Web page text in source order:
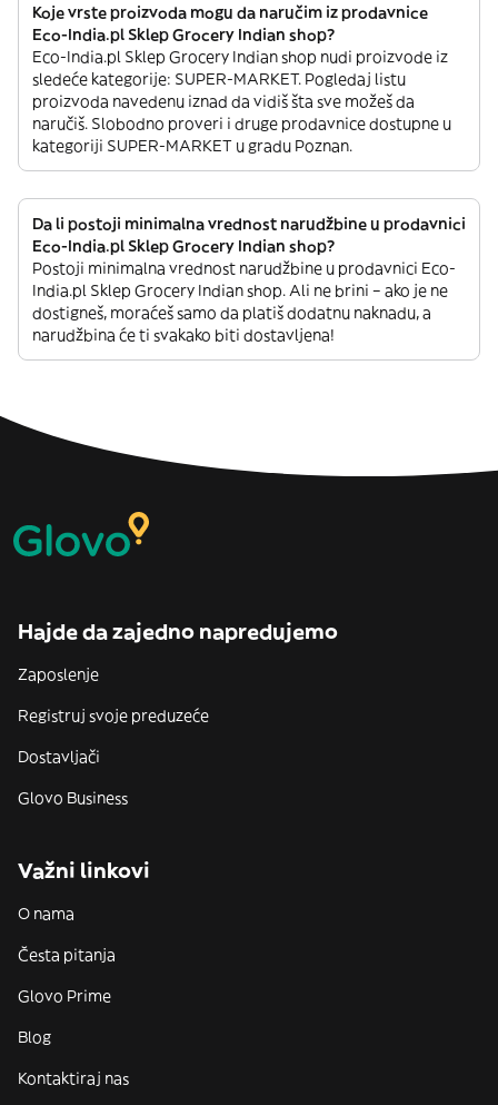
Koje vrste proizvoda mogu da naručim iz prodavnice
Eco-India.pl Sklep Grocery Indian shop?
Eco-India.pl Sklep Grocery Indian shop nudi proizvode iz
sledeće kategorije: SUPER-MARKET. Pogledaj listu
proizvoda navedenu iznad da vidiš šta sve možeš da
naručiš. Slobodno proveri i druge prodavnice dostupne u
kategoriji SUPER-MARKET u gradu Poznan.
Da li postoji minimalna vrednost narudžbine u prodavnici
Eco-India.pl Sklep Grocery Indian shop?
Postoji minimalna vrednost narudžbine u prodavnici Eco-
India.pl Sklep Grocery Indian shop. Ali ne brini – ako je ne
dostigneš, moraćeš samo da platiš dodatnu naknadu, a
narudžbina će ti svakako biti dostavljena!
Hajde da zajedno napredujemo
Zaposlenje
Registruj svoje preduzeće
Dostavljači
Glovo Business
Važni linkovi
O nama
Česta pitanja
Glovo Prime
Blog
Kontaktiraj nas